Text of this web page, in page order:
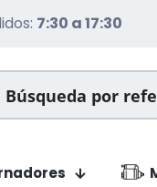
7:30 a 17:30